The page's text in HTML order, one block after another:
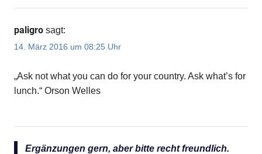
paligro sagt:
14. März 2016 um 08:25 Uhr
„Ask not what you can do for your country. Ask what’s for
lunch.“ Orson Welles
Ergänzungen gern, aber bitte recht freundlich.